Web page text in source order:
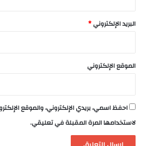
البريد الإلكتروني*
الموقع الإلكتروني
احفظ اسمي، بريدي الإلكتروني، والموقع
لاستخدامها المرة المقبلة في تعليقي.